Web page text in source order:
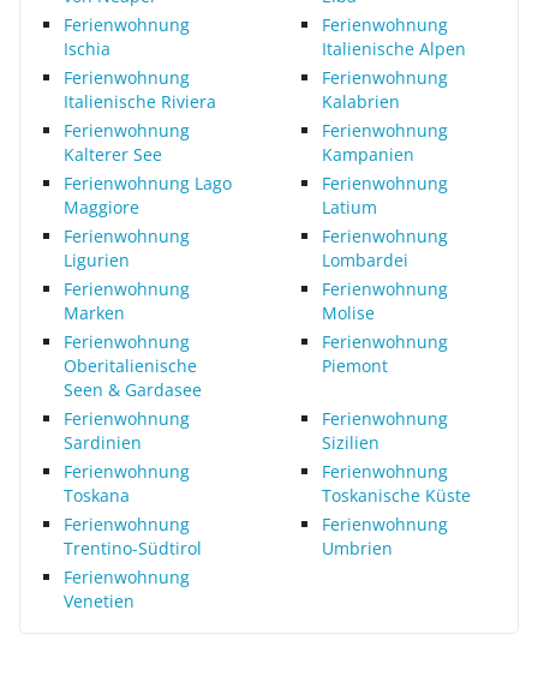
Ferienwohnung
Ischia
Ferienwohnung
Italienische Alpen
Ferienwohnung
Italienische Riviera
Ferienwohnung
Kalabrien
Ferienwohnung
Kalterer See
Ferienwohnung
Kampanien
Ferienwohnung Lago
Maggiore
Ferienwohnung
Latium
Ferienwohnung
Ligurien
Ferienwohnung
Lombardei
Ferienwohnung
Marken
Ferienwohnung
Molise
Ferienwohnung
Oberitalienische
Seen & Gardasee
Ferienwohnung
Piemont
Ferienwohnung
Sardinien
Ferienwohnung
Sizilien
Ferienwohnung
Toskana
Ferienwohnung
Toskanische Küste
Ferienwohnung
Trentino-Südtirol
Ferienwohnung
Umbrien
Ferienwohnung
Venetien